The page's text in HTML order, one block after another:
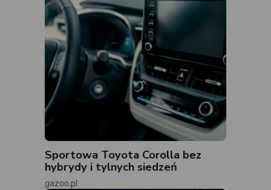
Sportowa Toyota Corolla bez
hybrydy i tylnych siedzeń
gazoo.pl